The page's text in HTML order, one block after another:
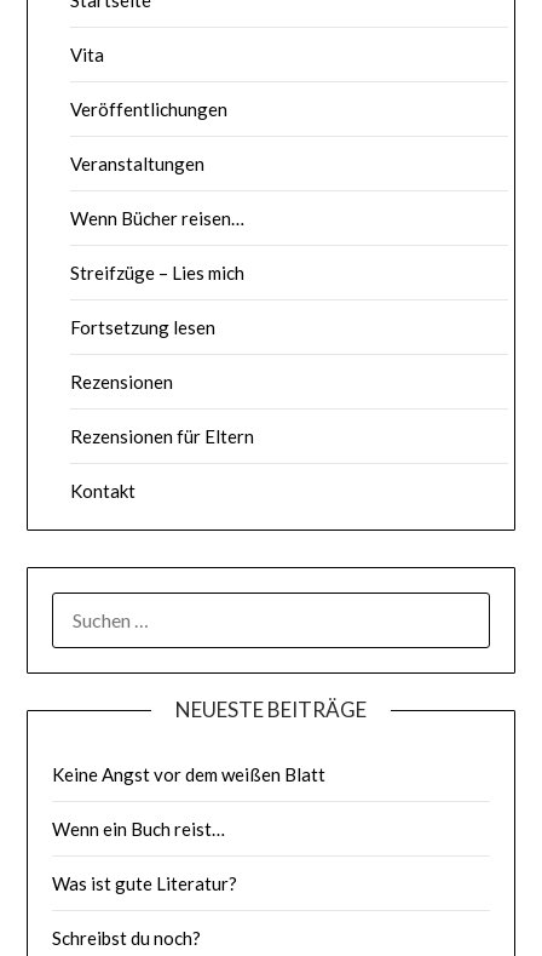
Vita
Veröffentlichungen
Veranstaltungen
Wenn Bücher reisen…
Streifzüge – Lies mich
Fortsetzung lesen
Rezensionen
Rezensionen für Eltern
Kontakt
NACH:
NEUESTE BEITRÄGE
Keine Angst vor dem weißen Blatt
Wenn ein Buch reist…
Was ist gute Literatur?
Schreibst du noch?